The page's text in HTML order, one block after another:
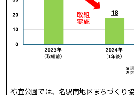
祢宜公園では、名駅南地区まちづくり